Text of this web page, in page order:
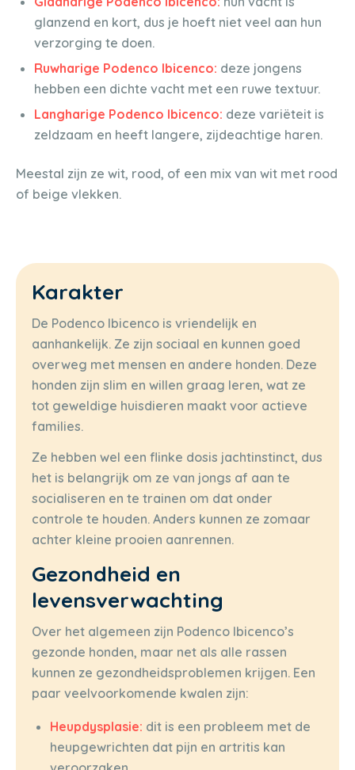
glanzend en kort, dus je hoeft niet veel aan hun
verzorging te doen.
Ruwharige Podenco Ibicenco: deze jongens
hebben een dichte vacht met een ruwe textuur.
Langharige Podenco Ibicenco: deze variëteit is
zeldzaam en heeft langere, zijdeachtige haren.
Meestal zijn ze wit, rood, of een mix van wit met rood
of beige vlekken.
Karakter
De Podenco Ibicenco is vriendelijk en
aanhankelijk. Ze zijn sociaal en kunnen goed
overweg met mensen en andere honden. Deze
honden zijn slim en willen graag leren, wat ze
tot geweldige huisdieren maakt voor actieve
families.
Ze hebben wel een flinke dosis jachtinstinct, dus
het is belangrijk om ze van jongs af aan te
socialiseren en te trainen om dat onder
controle te houden. Anders kunnen ze zomaar
achter kleine prooien aanrennen.
Gezondheid en
levensverwachting
Over het algemeen zijn Podenco Ibicenco’s
gezonde honden, maar net als alle rassen
kunnen ze gezondheidsproblemen krijgen. Een
paar veelvoorkomende kwalen zijn:
Heupdysplasie: dit is een probleem met de
heupgewrichten dat pijn en artritis kan